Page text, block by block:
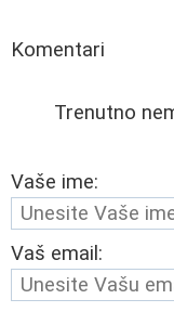
Komentari
Trenutno
Vaše ime:
Vaš email: